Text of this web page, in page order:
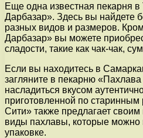
Еще одна известная пекарня
Дарбазар». Здесь вы найдете
разных видов и размеров.
Дарбазар» вы можете
сладости, такие как чак-чак,
Если вы находитесь в
загляните в пекарню
насладиться вкусом
приготовленной по
Сити» также предлагает
виды пахлавы, которые можно
упаковке.